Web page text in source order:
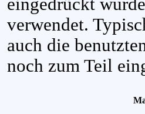
verwendet.
auch die
noch zum Teil